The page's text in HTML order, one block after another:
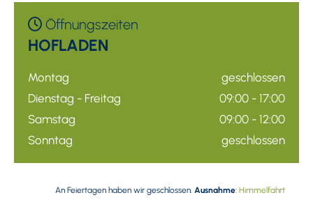
 Öffnungszeiten
HOFLADEN
Montag
geschlossen
Dienstag - Freitag
09:00 - 17:00
Samstag
09:00 - 12:00
Sonntag
geschlossen
An Feiertagen haben wir geschlossen. Ausnahme: Himmelfahrt